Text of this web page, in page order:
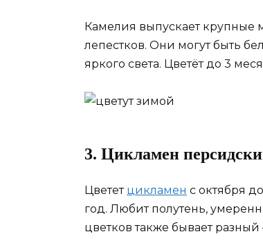
Камелия выпускает крупные
лепестков. Они могут быть
яркого света. Цветёт до 3
3. Цикламен
Цветет цикламен с октября
год. Любит полутень,
цветков также бывает